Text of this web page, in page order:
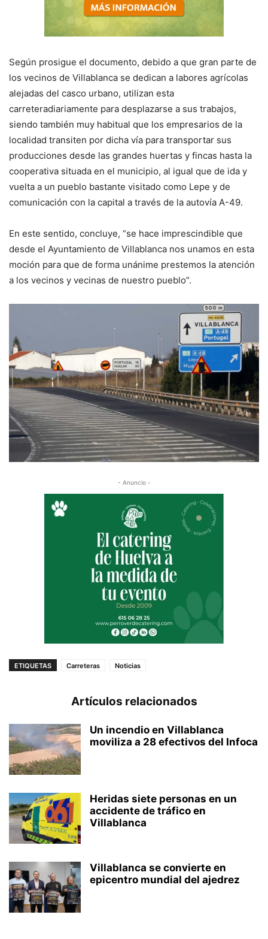
Según prosigue el documento, debido a que gran parte de
los vecinos de Villablanca se dedican a labores agrícolas
alejadas del casco urbano, utilizan esta
carreteradiariamente para desplazarse a sus trabajos,
siendo también muy habitual que los empresarios de la
localidad transiten por dicha vía para transportar sus
producciones desde las grandes huertas y fincas hasta la
cooperativa situada en el municipio, al igual que de ida y
vuelta a un pueblo bastante visitado como Lepe y de
comunicación con la capital a través de la autovía A-49.
En este sentido, concluye, “se hace imprescindible que
desde el Ayuntamiento de Villablanca nos unamos en esta
moción para que de forma unánime prestemos la atención
a los vecinos y vecinas de nuestro pueblo”.
- Anuncio -
ETIQUETAS Carreteras Noticias
Artículos relacionados
Un incendio en Villablanca
moviliza a 28 efectivos del Infoca
Heridas siete personas en un
accidente de tráfico en
Villablanca
Villablanca se convierte en
epicentro mundial del ajedrez